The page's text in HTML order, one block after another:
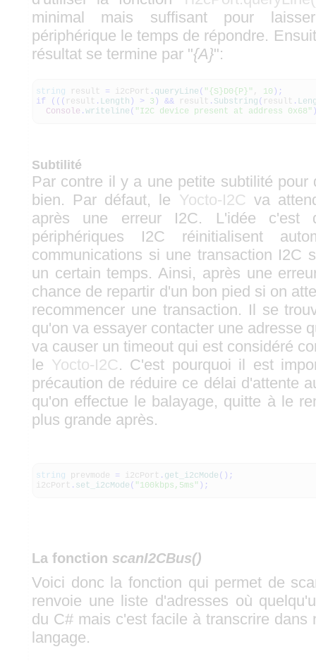
minimal mais suffisant pour
périphérique le temps de répondre.
résultat se termine par "{A}":
string result = i2cPort . queryLine ( "{S}D0{P}" , 10 ) ;
if
( ( ( result . Length ) > 3 ) && result . Substring ( result .
Console . writeline ( "I2C device present at address 0x68"
Subtilité
Par contre il y a une petite subtilité pour
bien. Par défaut, le Yocto-I2C va
après une erreur I2C. L'idée c'est
périphériques I2C réinitialisent
communications si une transaction I2C
un certain temps. Ainsi, après une
chance de repartir d'un bon pied si on
recommencer une transaction. Il se
qu'on va essayer contacter une adresse
va causer un timeout qui est considéré
le Yocto-I2C. C'est pourquoi il est
précaution de réduire ce délai d'attente
qu'on effectue le balayage, quitte à le
plus grande après.
string prevmode = i2cPort . get_i2cMode ( ) ;
i2cPort . set_i2cMode ( "100kbps,5ms" ) ;
La fonction scanI2CBus()
Voici donc la fonction qui permet de
renvoie une liste d'adresses où
du C# mais c'est facile à transcrire dans
langage.